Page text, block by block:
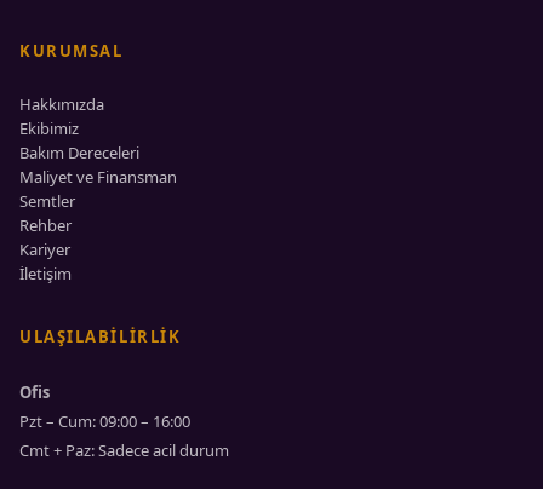
KURUMSAL
Hakkımızda
Ekibimiz
Bakım Dereceleri
Maliyet ve Finansman
Semtler
Rehber
Kariyer
İletişim
ULAŞILABILIRLIK
Ofis
Pzt – Cum: 09:00 – 16:00
Cmt + Paz: Sadece acil durum